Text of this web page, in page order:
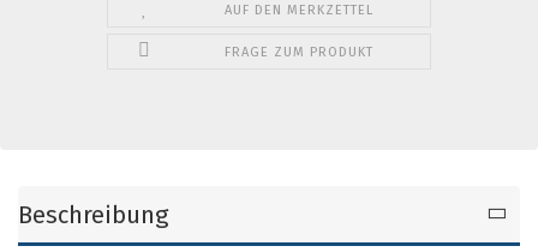
AUF DEN MERKZETTEL
FRAGE ZUM PRODUKT
Beschreibung